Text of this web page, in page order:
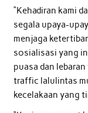
“Kehadiran kami
segala upaya-
menjaga
sosialisasi yang
puasa dan
traffic lalulintas
kecelakaan yang